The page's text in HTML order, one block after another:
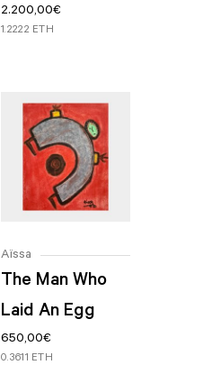
2.200,00€
1.2222 ETH
Aïssa
The Man Who
Laid An Egg
650,00€
0.3611 ETH